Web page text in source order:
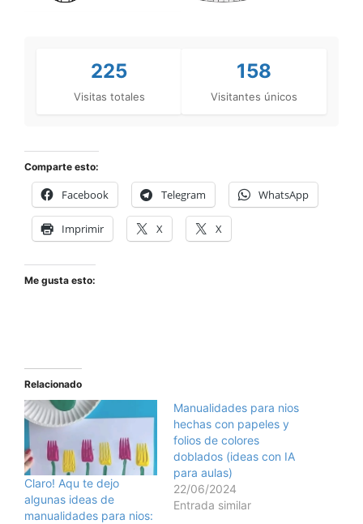
225
Visitas totales
158
Visitantes únicos
Comparte esto:
Facebook Telegram WhatsApp
Imprimir X X
Me gusta esto:
Relacionado
Claro! Aqu te dejo
algunas ideas de
manualidades para nios:
Manualidades para nios
hechas con papeles y
folios de colores
doblados (ideas con IA
para aulas)
22/06/2024
Entrada similar